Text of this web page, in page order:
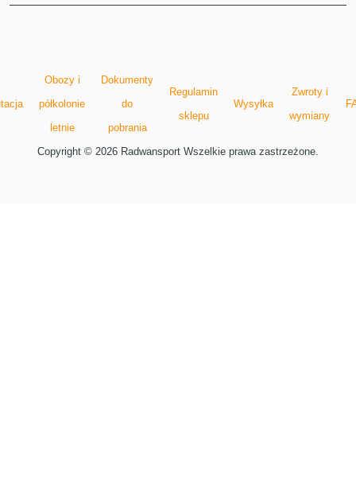
Obozy i
półkolonie
letnie
Dokumenty
do
pobrania
Regulamin
sklepu
Wysyłka
Zwroty i
wymiany
Copyright © 2026 Radwansport Wszelkie prawa zastrzeżone.